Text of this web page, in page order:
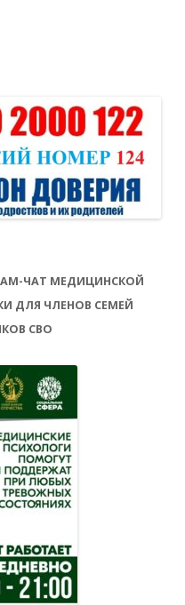
ЧАТ МЕДИЦИНСКОЙ
ДЛЯ ЧЛЕНОВ СЕМЕЙ
СВО